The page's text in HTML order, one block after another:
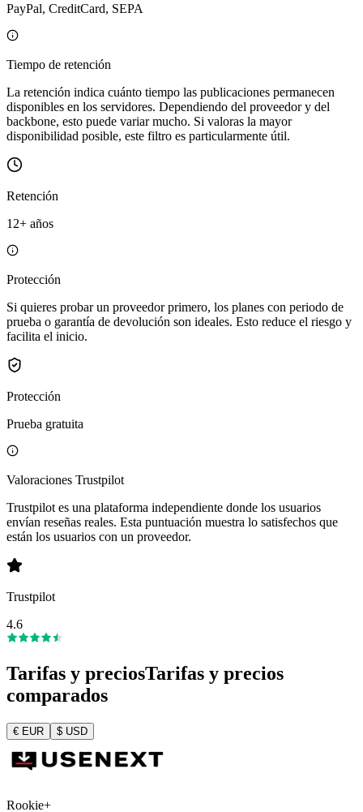
PayPal, CreditCard, SEPA
Tiempo de retención
La retención indica cuánto tiempo las publicaciones permanecen
disponibles en los servidores. Dependiendo del proveedor y del
backbone, esto puede variar mucho. Si valoras la mayor
disponibilidad posible, este filtro es particularmente útil.
Retención
12+ años
Protección
Si quieres probar un proveedor primero, los planes con periodo de
prueba o garantía de devolución son ideales. Esto reduce el riesgo y
facilita el inicio.
Protección
Prueba gratuita
Valoraciones Trustpilot
Trustpilot es una plataforma independiente donde los usuarios
envían reseñas reales. Esta puntuación muestra lo satisfechos que
están los usuarios con un proveedor.
Trustpilot
4.6
Tarifas y preciosTarifas y precios
comparados
€ EUR $ USD
Rookie+